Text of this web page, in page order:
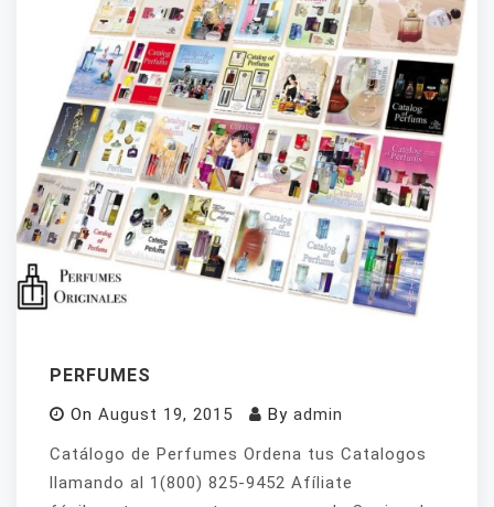
PERFUMES
On August 19, 2015 By admin
Catálogo de Perfumes Ordena tus Catalogos
llamando al 1(800) 825-9452 Afíliate